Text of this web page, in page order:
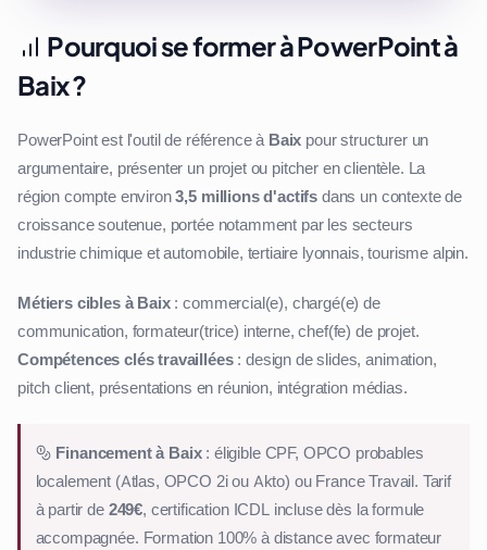
Pourquoi se former à PowerPoint à
Baix ?
PowerPoint est l'outil de référence à Baix pour structurer un
argumentaire, présenter un projet ou pitcher en clientèle. La
région compte environ3,5 millions d'actifs dans un contexte de
croissance soutenue, portée notamment par les secteurs
industrie chimique et automobile, tertiaire lyonnais, tourisme alpin.
Métiers cibles à Baix: commercial(e), chargé(e) de
communication, formateur(trice) interne, chef(fe) de projet.
Compétences clés travaillées: design de slides, animation,
pitch client, présentations en réunion, intégration médias.
Financement à Baix: éligible CPF, OPCO probables
localement (Atlas, OPCO 2i ou Akto) ou France Travail. Tarif
à partir de 249€, certification ICDL incluse dès la formule
accompagnée. Formation 100% à distance avec formateur